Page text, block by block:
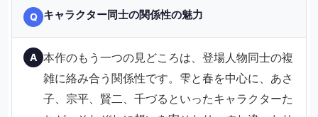
Q キャラクター同士の関係性の魅力
A 本作のもう一つの見どころは、登場人物同士の複
雑に絡み合う関係性です。雫と春を中心に、あさ
子、宗平、賢二、千づるといったキャラクターた